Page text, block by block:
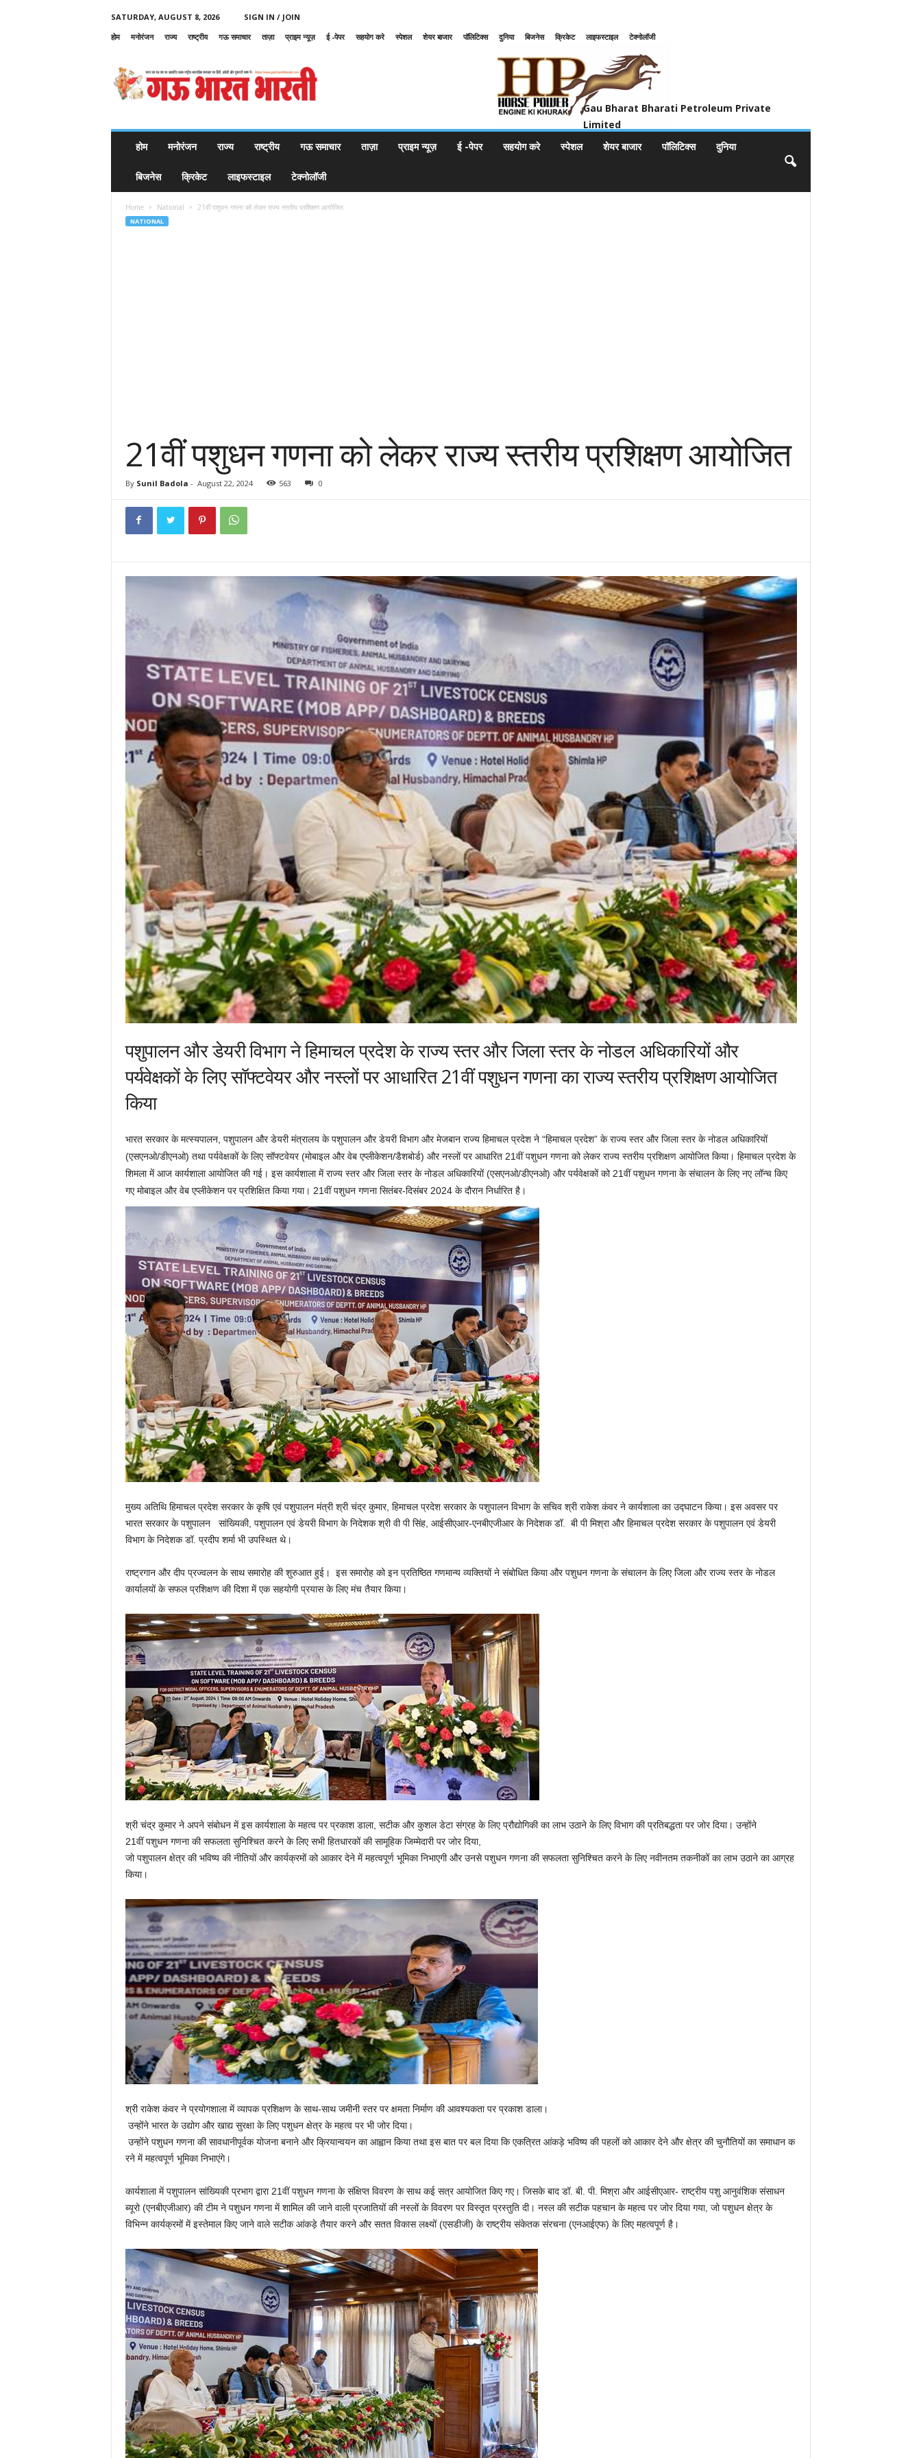
SATURDAY, AUGUST 8, 2026
SIGN IN / JOIN
होम
मनोरंजन राज्य राष्ट्रीय गऊ समाचार ताज़ा प्राइम न्यूज़ ई -पेपर सहयोग करे स्पेशल शेयर बाजार पॉलिटिक्स दुनिया बिजनेस क्रिकेट लाइफस्टाइल
टेक्नोलॉजी
u
Gau Bharat Bharati Petroleum Private
Limited
होम
मनोरंजन राज्य राष्ट्रीय गऊ समाचार ताज़ा प्राइम न्यूज़ ई -पेपर सहयोग करे स्पेशल शेयर बाजार पॉलिटिक्स दुनिया
बिजनेस क्रिकेट लाइफस्टाइल टेक्नोलॉजी
Home National 21वीं पशुधन गणना को लेकर राज्य स्तरीय प्रशिक्षण आयोजित
NATIONAL
21वीं पशुधन गणना को लेकर राज्य स्तरीय प्रशिक्षण आयोजित
By Sunil Badola - August 22, 2024 563 0
पशुपालन और डेयरी विभाग ने हिमाचल प्रदेश के राज्य स्तर और जिला स्तर के नोडल अधिकारियों और
पर्यवेक्षकों के लिए सॉफ्टवेयर और नस्लों पर आधारित 21वीं पशुधन गणना का राज्य स्तरीय प्रशिक्षण आयोजित
किया
भारत सरकार के मत्स्यपालन, पशुपालन और डेयरी मंत्रालय के पशुपालन और डेयरी विभाग और मेजबान राज्य हिमाचल प्रदेश ने “हिमाचल प्रदेश” के राज्य स्तर और जिला स्तर के नोडल अधिकारियों
(एसएनओ/डीएनओ) तथा पर्यवेक्षकों के लिए सॉफ्टवेयर (मोबाइल और वेब एप्लीकेशन/डैशबोर्ड) और नस्लों पर आधारित 21वीं पशुधन गणना को लेकर राज्य स्तरीय प्रशिक्षण आयोजित किया। हिमाचल प्रदेश के
शिमला में आज कार्यशाला आयोजित की गई। इस कार्यशाला में राज्य स्तर और जिला स्तर के नोडल अधिकारियों (एसएनओ/डीएनओ) और पर्यवेक्षकों को 21वीं पशुधन गणना के संचालन के लिए नए लॉन्च किए
गए मोबाइल और वेब एप्लीकेशन पर प्रशिक्षित किया गया। 21वीं पशुधन गणना सितंबर-दिसंबर 2024 के दौरान निर्धारित है।
मुख्य अतिथि हिमाचल प्रदेश सरकार के कृषि एवं पशुपालन मंत्री श्री चंद्र कुमार, हिमाचल प्रदेश सरकार के पशुपालन विभाग के सचिव श्री राकेश कंवर ने कार्यशाला का उद्घाटन किया। इस अवसर पर
भारत सरकार के पशुपालन सांख्यिकी, पशुपालन एवं डेयरी विभाग के निदेशक श्री वी पी सिंह, आईसीएआर-एनबीएजीआर के निदेशक डॉ. बी पी मिश्रा और हिमाचल प्रदेश सरकार के पशुपालन एवं डेयरी
विभाग के निदेशक डॉ. प्रदीप शर्मा भी उपस्थित थे।
राष्ट्रगान और दीप प्रज्वलन के साथ समारोह की शुरुआत हुई। इस समारोह को इन प्रतिष्ठित गणमान्य व्यक्तियों ने संबोधित किया और पशुधन गणना के संचालन के लिए जिला और राज्य स्तर के नोडल
कार्यालयों के सफल प्रशिक्षण की दिशा में एक सहयोगी प्रयास के लिए मंच तैयार किया।
श्री चंद्र कुमार ने अपने संबोधन में इस कार्यशाला के महत्व पर प्रकाश डाला, सटीक और कुशल डेटा संग्रह के लिए प्रौद्योगिकी का लाभ उठाने के लिए विभाग की प्रतिबद्धता पर जोर दिया। उन्होंने
21वीं पशुधन गणना की सफलता सुनिश्चित करने के लिए सभी हितधारकों की सामूहिक जिम्मेदारी पर जोर दिया,
जो पशुपालन क्षेत्र की भविष्य की नीतियों और कार्यक्रमों को आकार देने में महत्वपूर्ण भूमिका निभाएगी और उनसे पशुधन गणना की सफलता सुनिश्चित करने के लिए नवीनतम तकनीकों का लाभ उठाने का आग्रह
किया।
श्री राकेश कंवर ने प्रयोगशाला में व्यापक प्रशिक्षण के साथ-साथ जमीनी स्तर पर क्षमता निर्माण की आवश्यकता पर प्रकाश डाला।
उन्होंने भारत के उद्योग और खाद्य सुरक्षा के लिए पशुधन क्षेत्र के महत्व पर भी जोर दिया।
उन्होंने पशुधन गणना की सावधानीपूर्वक योजना बनाने और क्रियान्वयन का आह्वान किया तथा इस बात पर बल दिया कि एकत्रित आंकड़े भविष्य की पहलों को आकार देने और क्षेत्र की चुनौतियों का समाधान क
रने में महत्वपूर्ण भूमिका निभाएंगे।
कार्यशाला में पशुपालन सांख्यिकी प्रभाग द्वारा 21वीं पशुधन गणना के संक्षिप्त विवरण के साथ कई सत्र आयोजित किए गए। जिसके बाद डॉ. बी. पी. मिश्रा और आईसीएआर- राष्ट्रीय पशु आनुवंशिक संसाधन
ब्यूरो (एनबीएजीआर) की टीम ने पशुधन गणना में शामिल की जाने वाली प्रजातियों की नस्लों के विवरण पर विस्तृत प्रस्तुति दी। नस्ल की सटीक पहचान के महत्व पर जोर दिया गया, जो पशुधन क्षेत्र के
विभिन्न कार्यक्रमों में इस्तेमाल किए जाने वाले सटीक आंकड़े तैयार करने और सतत विकास लक्ष्यों (एसडीजी) के राष्ट्रीय संकेतक संरचना (एनआईएफ) के लिए महत्वपूर्ण है।